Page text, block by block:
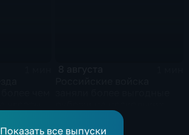
направлениях в зоне СВО
Показать все выпуски